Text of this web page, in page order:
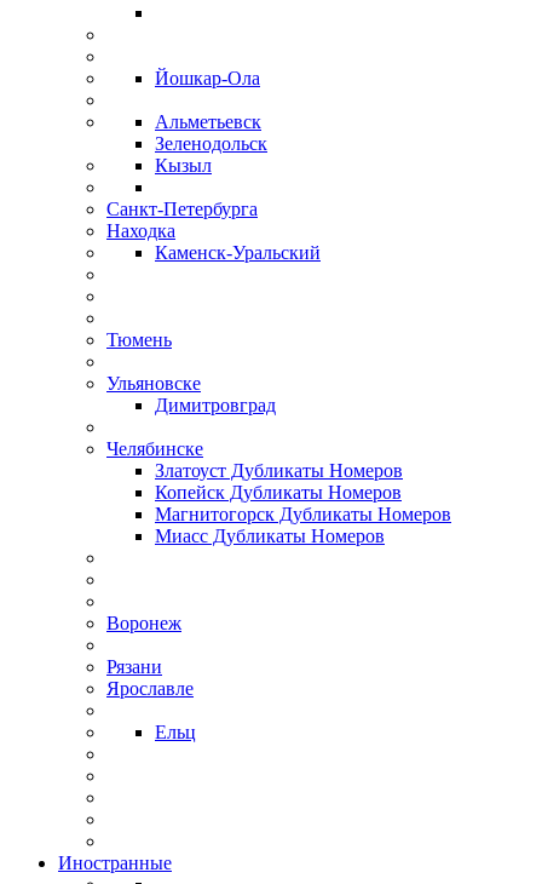
Йошкар-Ола
Альметьевск
Зеленодольск
Кызыл
Санкт-Петербурга
Находка
Каменск-Уральский
Тюмень
Ульяновске
Димитровград
Челябинске
Златоуст Дубликаты Номеров
Копейск Дубликаты Номеров
Магнитогорск Дубликаты Номеров
Миасс Дубликаты Номеров
Воронеж
Рязани
Ярославле
Ельц
Иностранные